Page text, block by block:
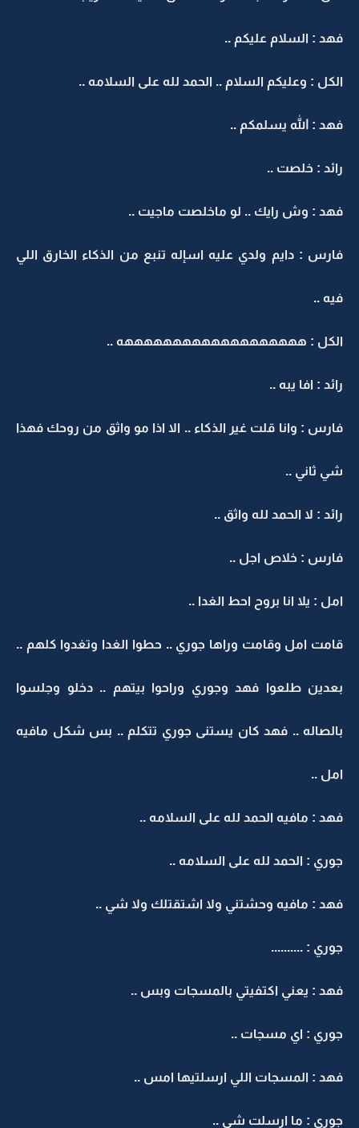
فهد : السلام عليكم ..
الكل : وعليكم السلام .. الحمد لله على السلامه ..
فهد : الله يسلمكم ..
رائد : خلصت ..
فهد : وش رايك .. لو ماخلصت ماجيت ..
فارس : دايم ولدي عليه اسإله تنبع من الذكاء الخارق اللي
فيه ..
الكل : هههههههههههههههههههه ..
رائد : افا يبه ..
فارس : وانا قلت غير الذكاء .. الا اذا مو واثق من روحك فهذا
شي ثاني ..
رائد : لا الحمد لله واثق ..
فارس : خلاص اجل ..
امل : يلا انا بروح احط الغدا ..
قامت امل وقامت وراها جوري .. حطوا الغدا وتغدوا كلهم ..
بعدين طلعوا فهد وجوري وراحوا بيتهم .. دخلو وجلسوا
بالصاله .. فهد كان يستنى جوري تتكلم .. بس شكل مافيه
امل ..
فهد : مافيه الحمد لله على السلامه ..
جوري : الحمد لله على السلامه ..
فهد : مافيه وحشتني ولا اشتقتلك ولا شي ..
جوري : ..........
فهد : يعني اكتفيتي بالمسجات وبس ..
جوري : اي مسجات ..
فهد : المسجات اللي ارسلتيها امس ..
جوري : ما ارسلت شي ..